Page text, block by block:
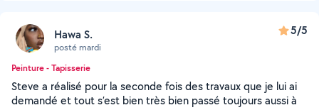
Hawa S.
posté mardi
5/5
Peinture - Tapisserie
Steve a réalisé pour la seconde fois des travaux que je lui ai
demandé et tout s’est bien très bien passé toujours aussi à